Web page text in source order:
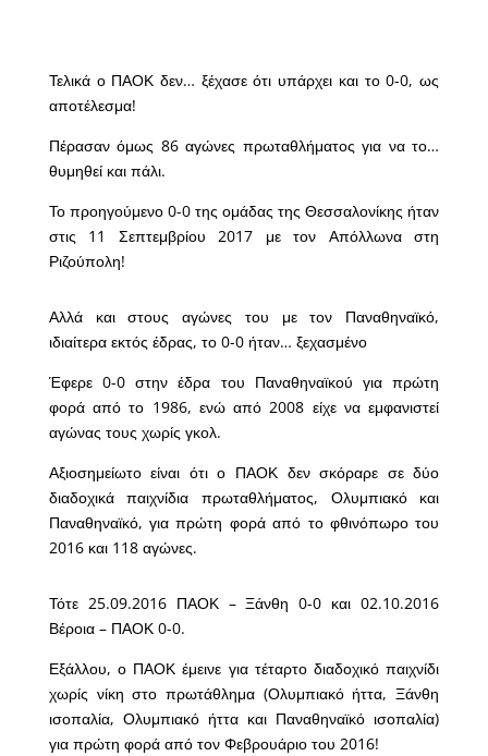
Τελικά ο ΠΑΟΚ δεν… ξέχασε ότι υπάρχει και το 0-0, ως
αποτέλεσμα!
Πέρασαν όμως 86 αγώνες πρωταθλήματος για να το…
θυμηθεί και πάλι.
Το προηγούμενο 0-0 της ομάδας της Θεσσαλονίκης ήταν
στις 11 Σεπτεμβρίου 2017 με τον Απόλλωνα στη
Ριζούπολη!
Αλλά και στους αγώνες του με τον Παναθηναϊκό,
ιδιαίτερα εκτός έδρας, το 0-0 ήταν… ξεχασμένο
Έφερε 0-0 στην έδρα του Παναθηναϊκού για πρώτη
φορά από το 1986, ενώ από 2008 είχε να εμφανιστεί
αγώνας τους χωρίς γκολ.
Αξιοσημείωτο είναι ότι ο ΠΑΟΚ δεν σκόραρε σε δύο
διαδοχικά παιχνίδια πρωταθλήματος, Ολυμπιακό και
Παναθηναϊκό, για πρώτη φορά από το φθινόπωρο του
2016 και 118 αγώνες.
Τότε 25.09.2016 ΠΑΟΚ – Ξάνθη 0-0 και 02.10.2016
Βέροια – ΠΑΟΚ 0-0.
Εξάλλου, ο ΠΑΟΚ έμεινε για τέταρτο διαδοχικό παιχνίδι
χωρίς νίκη στο πρωτάθλημα (Ολυμπιακό ήττα, Ξάνθη
ισοπαλία, Ολυμπιακό ήττα και Παναθηναϊκό ισοπαλία)
για πρώτη φορά από τον Φεβρουάριο του 2016!